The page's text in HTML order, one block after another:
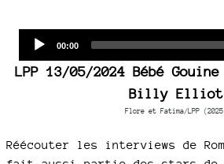
Current
00:00
LPP 13/05/2024 Bébé
Billy Elliot
Flore et Fatima/LPP
Réécouter les interviews de